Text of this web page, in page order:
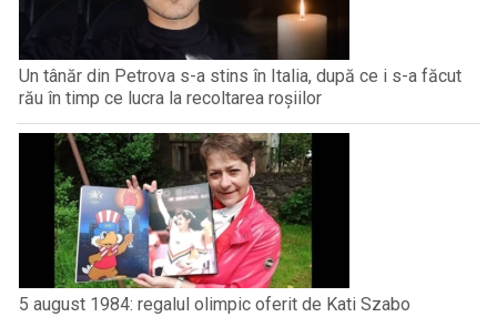
Un tânăr din Petrova s-a stins în Italia, după ce i s-a făcut
rău în timp ce lucra la recoltarea roșiilor
5 august 1984: regalul olimpic oferit de Kati Szabo